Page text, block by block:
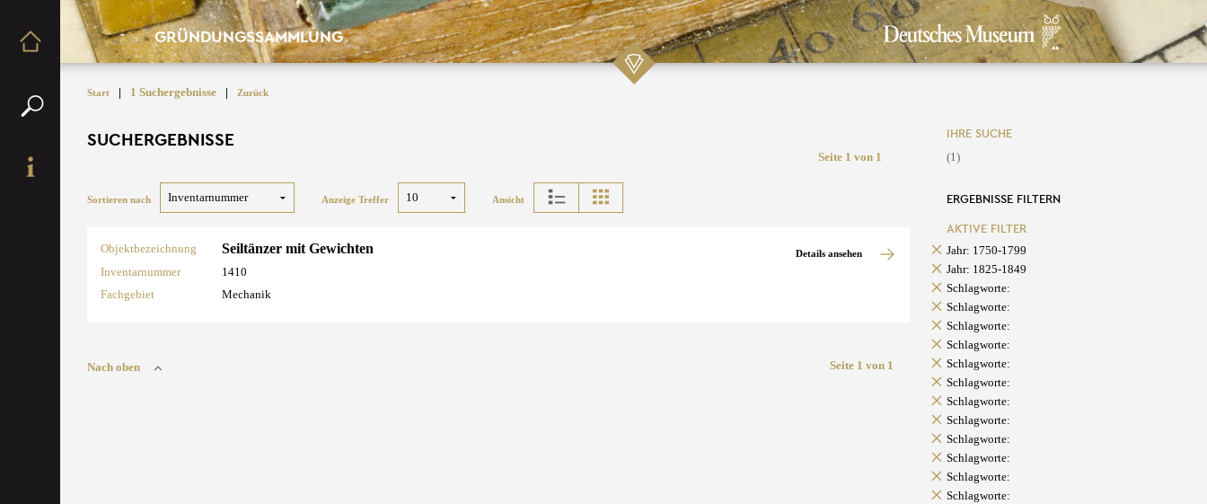
GRÜNDUNGSSAMMLUNG
Start | 1 Suchergebnisse | Zurück
SUCHERGEBNISSE
Seite 1 von 1
Sortieren nach Anzeige Treffer Ansicht
Objektbezeichnung Seiltänzer mit Gewichten
Inventarnummer
1410
Fachgebiet
Mechanik
Details ansehen
Nach oben Seite 1 von 1
IHRE SUCHE
(1)
ERGEBNISSE FILTERN
AKTIVE FILTER
Jahr: 1750-1799
Jahr: 1825-1849
Schlagworte:
Schlagworte:
Schlagworte:
Schlagworte:
Schlagworte:
Schlagworte:
Schlagworte:
Schlagworte:
Schlagworte:
Schlagworte:
Schlagworte:
Schlagworte: